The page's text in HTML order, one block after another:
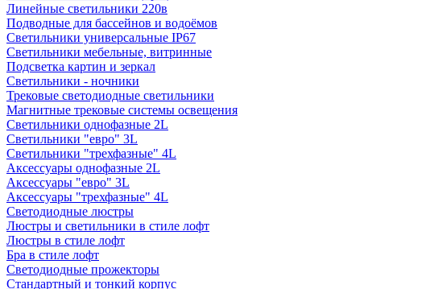
Линейные светильники 220в
Подводные для бассейнов и водоёмов
Светильники универсальные IP67
Светильники мебельные, витринные
Подсветка картин и зеркал
Светильники - ночники
Трековые светодиодные светильники
Магнитные трековые системы освещения
Светильники однофазные 2L
Светильники "евро" 3L
Светильники "трехфазные" 4L
Аксессуары однофазные 2L
Аксессуары "евро" 3L
Аксессуары "трехфазные" 4L
Светодиодные люстры
Люстры и светильники в стиле лофт
Люстры в стиле лофт
Бра в стиле лофт
Светодиодные прожекторы
Стандартный и тонкий корпус